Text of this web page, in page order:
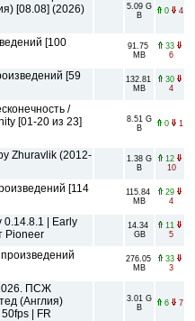
[08.08] (2026)
5.09 G
B
0 4
[100
91.75
MB
33
6
[59
132.81
MB
30
4
/
[01-20 из 23]
8.51 G
B
0 1
Zhuravlik (2012-
1.38 G
B
12
10
[114
115.84
MB
29
4
0.14.8.1 | Early
Pioneer
14.34
GB
11
5
276.05
MB
33
3
ПСЖ
(Англия)
| FR
3.01 G
B
6 7